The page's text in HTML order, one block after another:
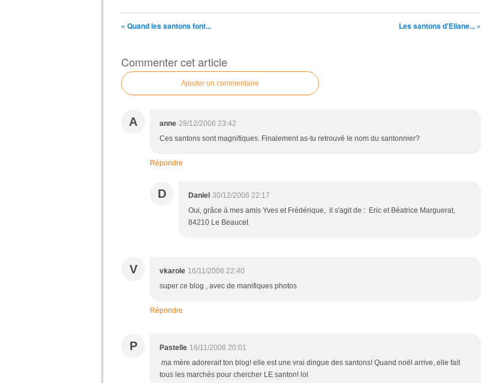
« Quand les santons font... Les santons d'Eliane... »
Commenter cet article
Ajouter un commentaire
A anne 28/12/2006 23:42
Ces santons sont magnifiques. Finalement as-tu retrouvé le nom du santonnier?
Répondre
D Daniel 30/12/2006 22:17
Oui, grâce à mes amis Yves et Frédérique, il s'agit de : Eric et Béatrice Marguerat,
84210 Le Beaucet
V vkarole 16/11/2006 22:40
super ce blog , avec de manifiques photos
Répondre
P Pastelle 16/11/2006 20:01
ma mère adorerait ton blog! elle est une vrai dingue des santons! Quand noël arrive, elle fait
tous les marchés pour chercher LE santon! lol